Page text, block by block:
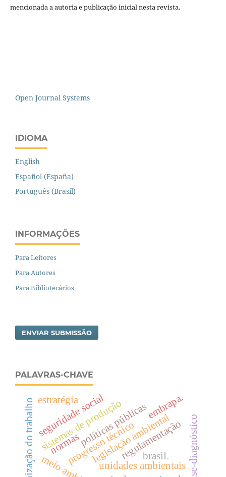
mencionada a autoria e publicação inicial nesta revista.
Open Journal Systems
IDIOMA
English
Español (España)
Português (Brasil)
INFORMAÇÕES
Para Leitores
Para Autores
Para Bibliotecários
ENVIAR SUBMISSÃO
PALAVRAS-CHAVE
progresso técnico
políticas públicas
organização do trabalho unidades ambientais
legislação ambiental análise-diagnóstico
sistemas de produção
seguridade social
normas regulamentação
estratégia
brasil.
embrapa.